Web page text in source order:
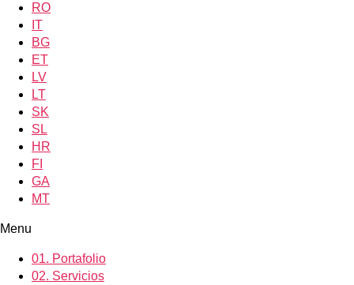
RO
IT
BG
ET
LV
LT
SK
SL
HR
FI
GA
MT
Menu
01. Portafolio
02. Servicios